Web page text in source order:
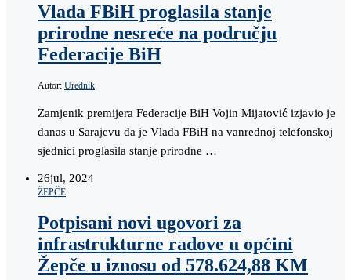
Vlada FBiH proglasila stanje
prirodne nesreće na području
Federacije BiH
Autor: Urednik
Zamjenik premijera Federacije BiH Vojin Mijatović izjavio je
danas u Sarajevu da je Vlada FBiH na vanrednoj telefonskoj
sjednici proglasila stanje prirodne …
26jul, 2024
ŽEPČE
Potpisani novi ugovori za
infrastrukturne radove u općini
Žepče u iznosu od 578.624,88 KM